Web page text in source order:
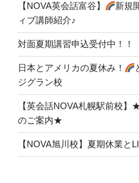
【NOVA英会話富谷】 新規
ィブ講師紹介♪
対面夏期講習申込受付中！！
日本とアメリカの夏休み！
ジグラン校
【英会話NOVA札幌駅前校
のご案内★
【NOVA旭川校】夏期休業と